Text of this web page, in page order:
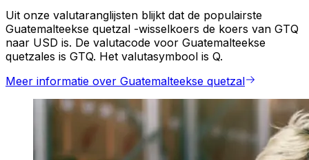
Uit onze valutaranglijsten blijkt dat de populairste
Guatemalteekse quetzal -wisselkoers de koers van GTQ
naar USD is. De valutacode voor Guatemalteekse
quetzales is GTQ. Het valutasymbool is Q.
Meer informatie over Guatemalteekse quetzal